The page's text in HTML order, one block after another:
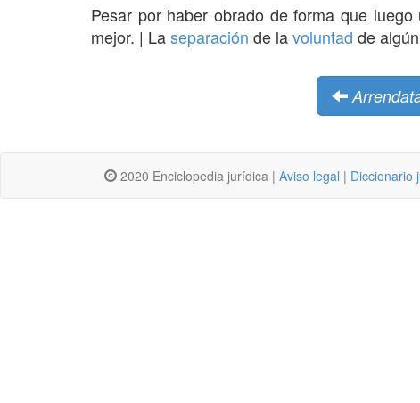
Pesar por haber obrado de forma que
mejor. | Laseparación de lavoluntad de
2020 Enciclopedia jurídica | Aviso legal | Diccionario